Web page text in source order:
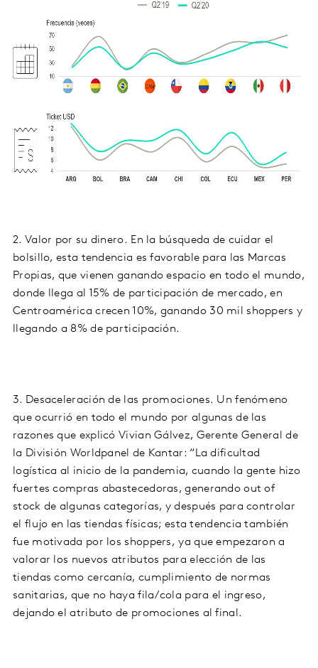
2. Valor por su dinero. En la búsqueda de cuidar el
bolsillo, esta tendencia es favorable para las Marcas
Propias, que vienen ganando espacio en todo el mundo,
donde llega al 15% de participación de mercado, en
Centroamérica crecen 10%, ganando 30 mil shoppers y
llegando a 8% de participación.
3. Desaceleración de las promociones. Un fenómeno
que ocurrió en todo el mundo por algunas de las
razones que explicó Vivian Gálvez, Gerente General de
la División Worldpanel de Kantar: “La dificultad
logística al inicio de la pandemia, cuando la gente hizo
fuertes compras abastecedoras, generando out of
stock de algunas categorías, y después para controlar
el flujo en las tiendas físicas; esta tendencia también
fue motivada por los shoppers, ya que empezaron a
valorar los nuevos atributos para elección de las
tiendas como cercanía, cumplimiento de normas
sanitarias, que no haya fila/cola para el ingreso,
dejando el atributo de promociones al final.